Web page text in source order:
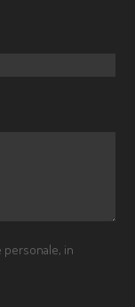
personale, in